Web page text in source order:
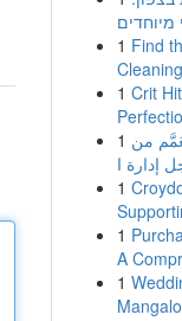
1 Find
1 Crit
1 من
1
1
A
1